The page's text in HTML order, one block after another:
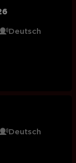
Deutsch
Deutsch